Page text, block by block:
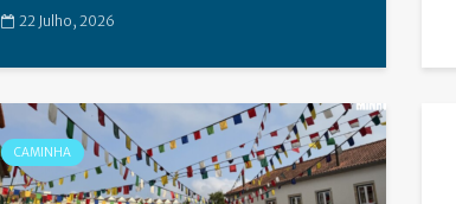
22 Julho, 2026
CAMINHA